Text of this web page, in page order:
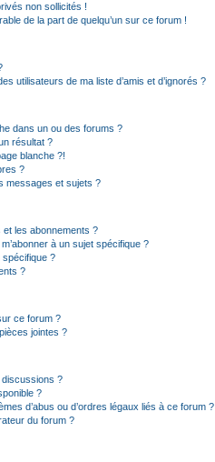
non sollicités !
de la part de quelqu’un sur ce forum !
utilisateurs de ma liste d’amis et d’ignorés ?
dans un ou des forums ?
résultat ?
blanche ?!
?
messages et sujets ?
les abonnements ?
à un sujet spécifique ?
spécifique ?
?
ce forum ?
jointes ?
discussions ?
?
d’abus ou d’ordres légaux liés à ce forum ?
du forum ?